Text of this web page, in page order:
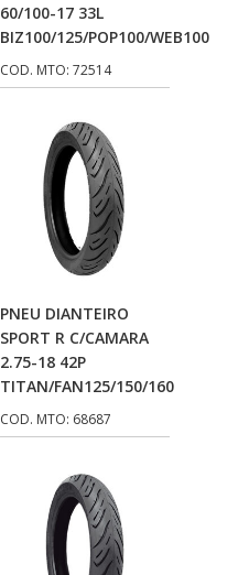
(4)
60/100-17 33L
BIZ100/125/POP100/WEB100
COD. MTO: 72514
Adicionar Ao
Carrinho
PNEU DIANTEIRO
SPORT R C/CAMARA
2.75-18 42P
TITAN/FAN125/150/160
COD. MTO: 68687